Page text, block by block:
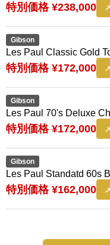
特別価格 ¥238,000
Gibson
Les Paul Classic Gold
特別価格 ¥172,000
Gibson
Les Paul 70's Deluxe
特別価格 ¥172,000
Gibson
Les Paul Standatd 60s
特別価格 ¥162,000